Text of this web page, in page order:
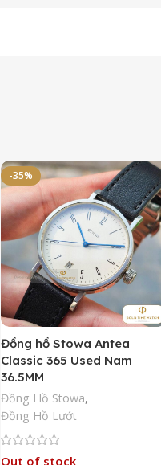
-35%
Đồng hồ Stowa Antea
Classic 365 Used Nam
36.5MM
Đồng Hồ Stowa,
Đồng Hồ Lướt
Out of stock